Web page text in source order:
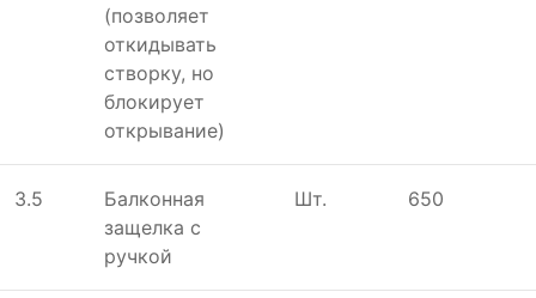
(позволяет
откидывать
створку, но
блокирует
открывание)
3.5
Балконная
защелка с
ручкой
Шт. 650